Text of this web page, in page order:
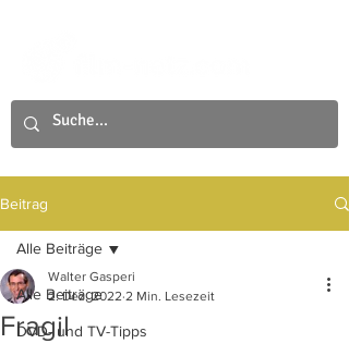
Beitrag
Alle Beiträge
DVD- und TV-Tipps
Alle Beiträge
Fragil
Walter Gasperi
2. Dez. 2022 2 Min. Lesezeit